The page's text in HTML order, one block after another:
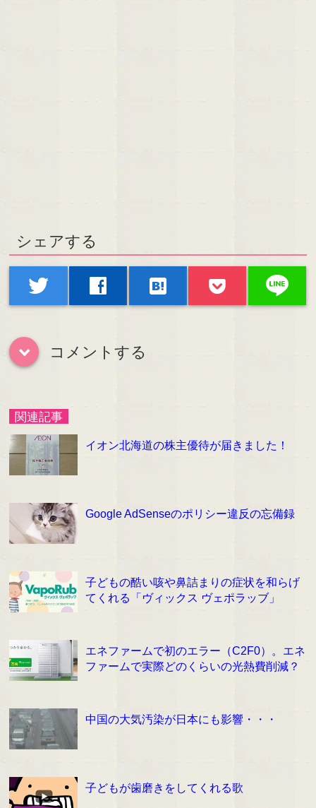
シェアする
twitter facebook hatenabookmark line
down コメントする
関連記事
イオン北海道の株主優待が届きました！
Google AdSenseのポリシー違反の忘備録
子どもの酷い咳や鼻詰まりの症状を和らげ
てくれる「ヴィックス ヴェポラッブ」
エネファームで初のエラー（C2F0）。エネ
ファームで実際どのくらいの光熱費削減？
中国の大気汚染が日本にも影響・・・
子どもが歯磨きをしてくれる歌